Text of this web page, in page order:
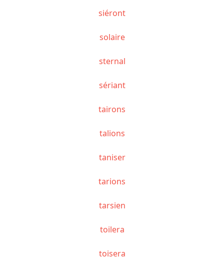
siéront
solaire
sternal
sériant
tairons
talions
taniser
tarions
tarsien
toilera
toisera